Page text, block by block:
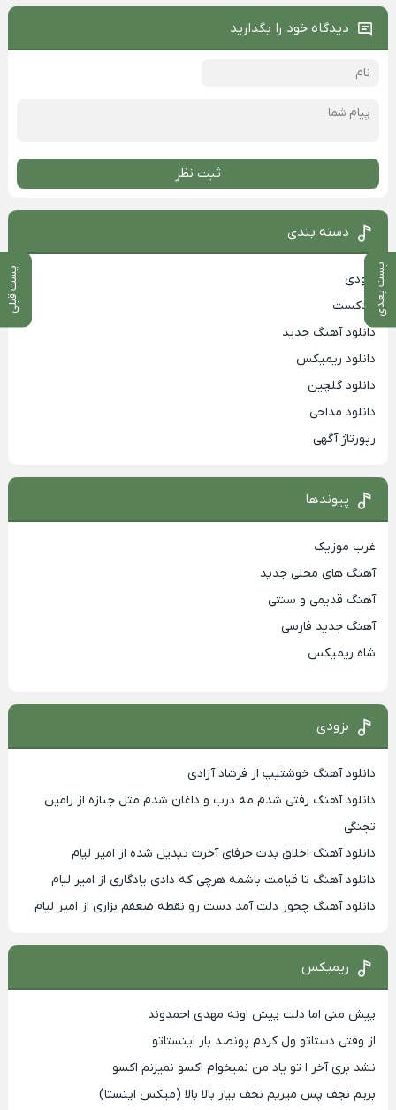
پست بعدی پست قبلی
دیدگاه خود را بگذارید
ثبت نظر
دسته بندی
بزودی
پادکست
دانلود آهنگ جدید
دانلود ریمیکس
دانلود گلچین
دانلود مداحی
رپورتاژ آگهی
پیوندها
غرب موزیک
آهنگ های محلی جدید
آهنگ قدیمی و سنتی
آهنگ جدید فارسی
شاه ریمیکس
بزودی
دانلود آهنگ خوشتیپ از فرشاد آزادی
دانلود آهنگ رفتی شدم مه درب و داغان شدم مثل جنازه از رامین
تجنگی
دانلود آهنگ اخلاق بدت حرفای آخرت تبدیل شده از امیر لیام
دانلود آهنگ تا قیامت باشمه هرچی که دادی یادگاری از امیر لیام
دانلود آهنگ چجور دلت آمد دست رو نقطه ضعفم بزاری از امیر لیام
ریمیکس
پیش منی اما دلت پیش اونه مهدی احمدوند
از وقتی دستاتو ول کردم پونصد بار اینستاتو
نشد بری آخر ا تو یاد من نمیخوام اکسو نمیزنم اکسو
بریم نجف پس میریم نجف بیار بالا بالا (میکس اینستا)